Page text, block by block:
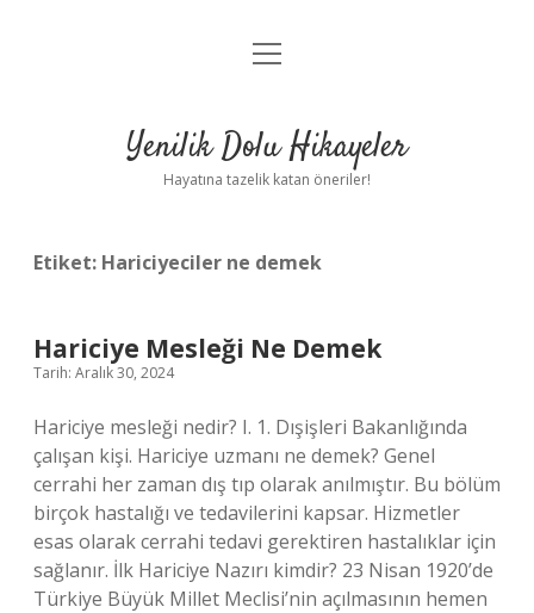
Anasayfa
Yasal Uyarı
menüyü
Yenilik Dolu Hikayeler
Hayatına tazelik katan öneriler!
Etiket: Hariciyeciler ne demek
Hariciye Mesleği Ne Demek
Tarih: Aralık 30, 2024
Hariciye mesleği nedir? I. 1. Dışişleri Bakanlığında
çalışan kişi. Hariciye uzmanı ne demek? Genel
cerrahi her zaman dış tıp olarak anılmıştır. Bu bölüm
birçok hastalığı ve tedavilerini kapsar. Hizmetler
esas olarak cerrahi tedavi gerektiren hastalıklar için
sağlanır. İlk Hariciye Nazırı kimdir? 23 Nisan 1920’de
Türkiye Büyük Millet Meclisi’nin açılmasının hemen